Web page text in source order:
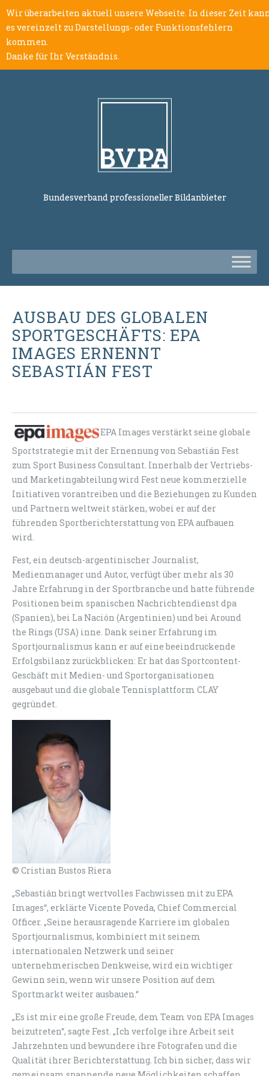
Wir überarbeiten aktuell unsere Webseite. In dieser Zeit
es vereinzelt zu Darstellungs- oder Funktionsfehlern
kommen.
Danke für Ihr Verständnis.
Bundesverband professioneller Bildanbieter
AUSBAU DES GLOBALEN
SPORTGESCHÄFTS: EPA
IMAGES ERNENNT
SEBASTIÁN FEST
EPA Images verstärkt seine globale
Sportstrategie mit der Ernennung von Sebastián Fest
zum Sport Business Consultant. Innerhalb der Vertriebs-
und Marketingabteilung wird Fest neue kommerzielle
Initiativen vorantreiben und die Beziehungen zu Kunden
und Partnern weltweit stärken, wobei er auf der
führenden Sportberichterstattung von EPA aufbauen
wird.
Fest, ein deutsch-argentinischer Journalist,
Medienmanager und Autor, verfügt über mehr als 30
Jahre Erfahrung in der Sportbranche und hatte führende
Positionen beim spanischen Nachrichtendienst dpa
(Spanien), bei La Nación (Argentinien) und bei Around
the Rings (USA) inne. Dank seiner Erfahrung im
Sportjournalismus kann er auf eine beeindruckende
Erfolgsbilanz zurückblicken: Er hat das Sportcontent-
Geschäft mit Medien- und Sportorganisationen
ausgebaut und die globale Tennisplattform CLAY
gegründet.
© Cristian Bustos Riera
„Sebastián bringt wertvolles Fachwissen mit zu EPA
Images“, erklärte Vicente Poveda, Chief Commercial
Officer. „Seine herausragende Karriere im globalen
Sportjournalismus, kombiniert mit seinem
internationalen Netzwerk und seiner
unternehmerischen Denkweise, wird ein wichtiger
Gewinn sein, wenn wir unsere Position auf dem
Sportmarkt weiter ausbauen.“
„Es ist mir eine große Freude, dem Team von EPA Images
beizutreten“, sagte Fest. „Ich verfolge ihre Arbeit seit
Jahrzehnten und bewundere ihre Fotografen und die
Qualität ihrer Berichterstattung. Ich bin sicher, dass wir